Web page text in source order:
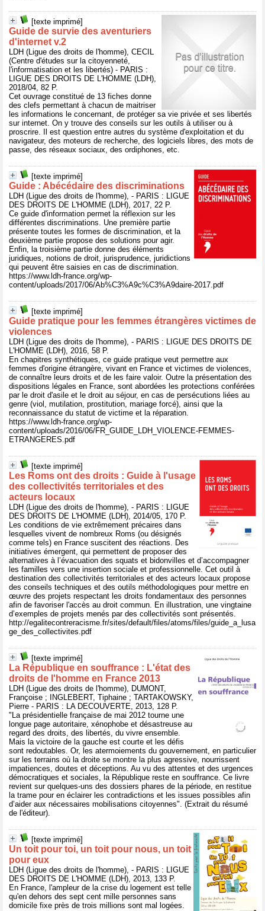
[texte imprimé]
Guide de survie des aventuriers
d'internet v.2
LDH (Ligue des droits de l'homme), CECIL
(Centre d'études sur la citoyenneté,
l'informatisation et les libertés) - PARIS :
LIGUE DES DROITS DE L'HOMME (LDH),
2018/04, 82 P.
Cet ouvrage constitué de 13 fiches donne
des clefs permettant à chacun de maitriser
les informations le concernant, de protéger sa vie privée et ses libertés
sur internet. On y trouve des conseils sur les outils à utiliser ou à
proscrire. Il est question entre autres du système d'exploitation et du
navigateur, des moteurs de recherche, des logiciels libres, des mots de
passe, des réseaux sociaux, des ordiphones, etc.
[texte imprimé]
Guide : Abécédaire des discriminations
LDH (Ligue des droits de l'homme), - PARIS : LIGUE
DES DROITS DE L'HOMME (LDH), 2017, 22 P.
Ce guide d'information permet la réflexion sur les
différentes discriminations. Une première partie
présente toutes les formes de discrimination, et la
deuxième partie propose des solutions pour agir.
Enfin, la troisième partie donne des éléments
juridiques, notions de droit, jurisprudence, juridictions
qui peuvent être saisies en cas de discrimination.
https://www.ldh-france.org/wp-
content/uploads/2017/06/Ab%C3%A9c%C3%A9daire-2017.pdf
[texte imprimé]
Guide pratique pour les femmes étrangères victimes de
violences
LDH (Ligue des droits de l'homme), - PARIS : LIGUE DES DROITS DE
L'HOMME (LDH), 2016, 58 P.
En chapitres synthétiques, ce guide pratique veut permettre aux
femmes d'origine étrangère, vivant en France et victimes de violences,
de connaître leurs droits et de les faire valoir. Outre la présentation des
dispositions légales en France, sont abordées les protections conférées
par le droit d'asile et le droit au séjour, en cas de persécutions liées au
genre (viol, mutilation, prostitution, mariage forcé), ainsi que la
reconnaissance du statut de victime et la réparation.
https://www.ldh-france.org/wp-
content/uploads/2016/06/FR_GUIDE_LDH_VIOLENCE-FEMMES-
ETRANGERES.pdf
[texte imprimé]
Les Roms ont des droits : Guide à l'usage
des collectivités territoriales et des
acteurs locaux
LDH (Ligue des droits de l'homme), - PARIS : LIGUE
DES DROITS DE L'HOMME (LDH), 2014/05, 170 P.
Les conditions de vie extrêmement précaires dans
lesquelles vivent de nombreux Roms (ou désignés
comme tels) en France suscitent des réactions. Des
initiatives émergent, qui permettent de proposer des
alternatives à l’évacuation des squats et bidonvilles et d’accompagner
les familles vers une insertion sociale et professionnelle. Cet outil à
destination des collectivités territoriales et des acteurs locaux propose
des conseils techniques et des outils méthodologiques pour mettre en
œuvre des projets respectant les droits fondamentaux des personnes
afin de favoriser l'accès au droit commun. En illustration, une vingtaine
d’exemples de projets menés par des collectivités sont présentés.
http://egalitecontreracisme.fr/sites/default/files/atoms/files/guide_a_lusa
ge_des_collectivites.pdf
[texte imprimé]
La République en souffrance : L'état des
droits de l'homme en France 2013
LDH (Ligue des droits de l'homme), DUMONT,
Françoise ; INGLEBERT, Tiphaine ; TARTAKOWSKY,
Pierre - PARIS : LA DECOUVERTE, 2013, 128 P.
"La présidentielle française de mai 2012 tourne une
longue page autoritaire, xénophobe et désastreuse au
regard des droits, des libertés, du vivre ensemble.
Mais la victoire de la gauche est courte et les défis
sont redoutables. Or, les atermoiements du gouvernement, en particulier
sur les terrains où la droite se montre la plus agressive, nourrissent
impatiences, doutes et déceptions. Au vu des attentes et des urgences
démocratiques et sociales, la République reste en souffrance. Ce livre
revient sur quelques-uns des dossiers phares de la période, en restitue
la trame pour en éclairer les contradictions et les issues possibles afin
d’aider aux nécessaires mobilisations citoyennes". (Extrait du résumé
de l'éditeur).
[texte imprimé]
Un toit pour toi, un toit pour nous, un toit
pour eux
LDH (Ligue des droits de l'homme), - PARIS : LIGUE
DES DROITS DE L'HOMME (LDH), 2013, 133 P.
En France, l'ampleur de la crise du logement est telle
qu'en dehors des sept cent mille personnes sans
domicile fixe près de trois millions sont mal logées.